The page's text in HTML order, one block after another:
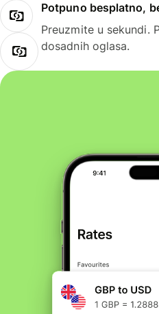
Potpuno besplatno,
Preuzmite u sekundi.
dosadnih oglasa.